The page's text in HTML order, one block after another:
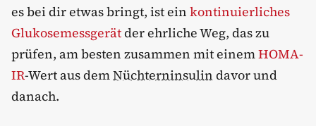
es bei dir etwas bringt, ist ein kontinuierliches
Glukosemessgerätder ehrliche Weg, das zu
prüfen, am besten zusammen mit einemHOMA-
IR-Wert aus demNüchterninsulin davor und
danach.